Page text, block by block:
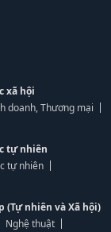
xã hội
doanh, Thương mại
tự nhiên
tự nhiên
(Tự nhiên và Xã hội)
Nghệ thuật